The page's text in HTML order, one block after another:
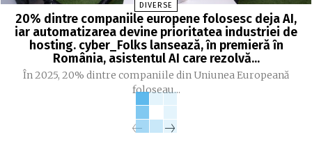
DIVERSE
20% dintre companiile europene folosesc deja AI,
iar automatizarea devine prioritatea industriei de
hosting. cyber_Folks lansează, ȋn premieră ȋn
România, asistentul AI care rezolvă...
În 2025, 20% dintre companiile din Uniunea Europeană
foloseau...